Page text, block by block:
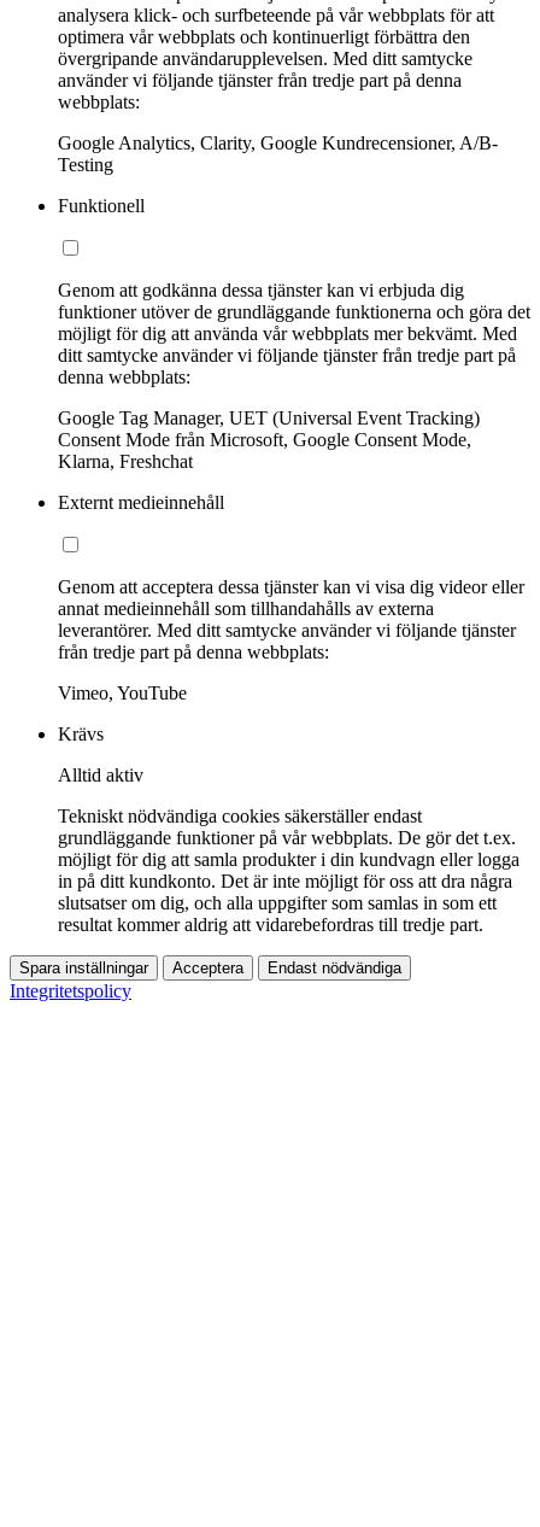
analysera klick- och surfbeteende på vår webbplats för att
optimera vår webbplats och kontinuerligt förbättra den
övergripande användarupplevelsen. Med ditt samtycke
använder vi följande tjänster från tredje part på denna
webbplats:
Google Analytics, Clarity, Google Kundrecensioner, A/B-
Testing
Funktionell
Genom att godkänna dessa tjänster kan vi erbjuda dig
funktioner utöver de grundläggande funktionerna och göra det
möjligt för dig att använda vår webbplats mer bekvämt. Med
ditt samtycke använder vi följande tjänster från tredje part på
denna webbplats:
Google Tag Manager, UET (Universal Event Tracking)
Consent Mode från Microsoft, Google Consent Mode,
Klarna, Freshchat
Externt medieinnehåll
Genom att acceptera dessa tjänster kan vi visa dig videor eller
annat medieinnehåll som tillhandahålls av externa
leverantörer. Med ditt samtycke använder vi följande tjänster
från tredje part på denna webbplats:
Vimeo, YouTube
Krävs
Alltid aktiv
Tekniskt nödvändiga cookies säkerställer endast
grundläggande funktioner på vår webbplats. De gör det t.ex.
möjligt för dig att samla produkter i din kundvagn eller logga
in på ditt kundkonto. Det är inte möjligt för oss att dra några
slutsatser om dig, och alla uppgifter som samlas in som ett
resultat kommer aldrig att vidarebefordras till tredje part.
Spara inställningar Acceptera Endast nödvändiga
Integritetspolicy